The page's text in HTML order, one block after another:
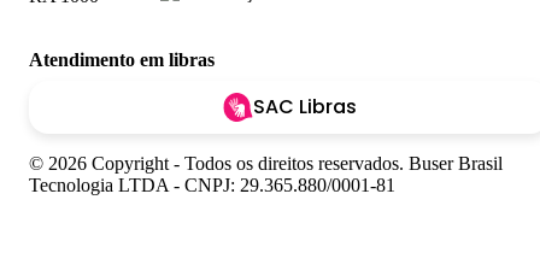
Atendimento em libras
SAC Libras
© 2026 Copyright - Todos os direitos reservados. Buser Brasil
Tecnologia LTDA - CNPJ: 29.365.880/0001-81